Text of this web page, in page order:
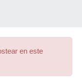
en este